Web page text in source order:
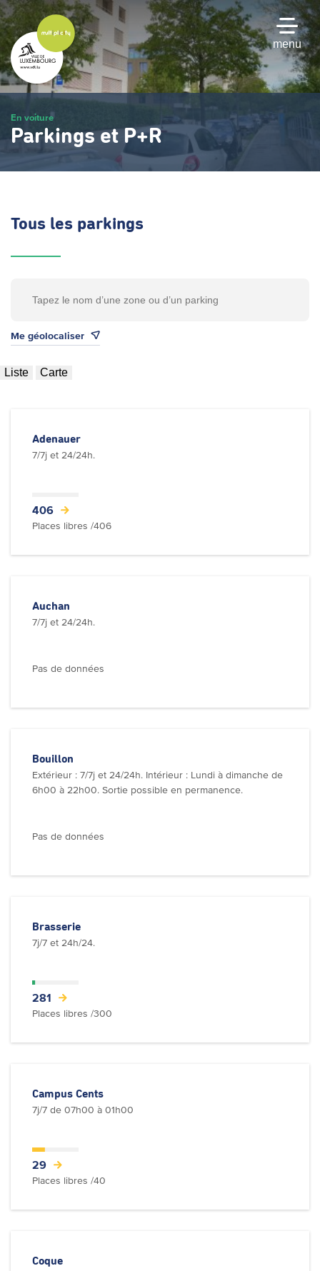
Passer
au
contenu
principal
menu
En voiture
Parkings et P+R
Tous les parkings
Me géolocaliser
Liste Carte
Adenauer
7/7j et 24/24h.
406
Places libres /406
Auchan
7/7j et 24/24h.
Pas de données
Bouillon
Extérieur : 7/7j et 24/24h. Intérieur : Lundi à dimanche de
6h00 à 22h00. Sortie possible en permanence.
Pas de données
Brasserie
7j/7 et 24h/24.
281
Places libres /300
Campus Cents
7j/7 de 07h00 à 01h00
29
Places libres /40
Coque